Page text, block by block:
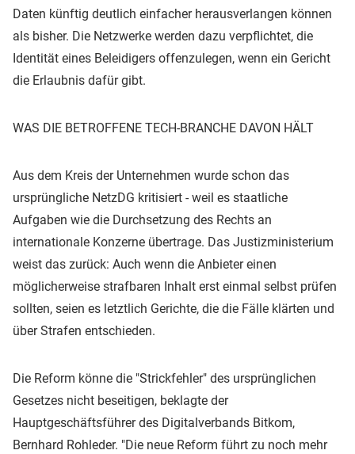
Daten künftig deutlich einfacher herausverlangen können
als bisher. Die Netzwerke werden dazu verpflichtet, die
Identität eines Beleidigers offenzulegen, wenn ein Gericht
die Erlaubnis dafür gibt.
WAS DIE BETROFFENE TECH-BRANCHE DAVON HÄLT
Aus dem Kreis der Unternehmen wurde schon das
ursprüngliche NetzDG kritisiert - weil es staatliche
Aufgaben wie die Durchsetzung des Rechts an
internationale Konzerne übertrage. Das Justizministerium
weist das zurück: Auch wenn die Anbieter einen
möglicherweise strafbaren Inhalt erst einmal selbst prüfen
sollten, seien es letztlich Gerichte, die die Fälle klärten und
über Strafen entschieden.
Die Reform könne die "Strickfehler" des ursprünglichen
Gesetzes nicht beseitigen, beklagte der
Hauptgeschäftsführer des Digitalverbands Bitkom,
Bernhard Rohleder. "Die neue Reform führt zu noch mehr